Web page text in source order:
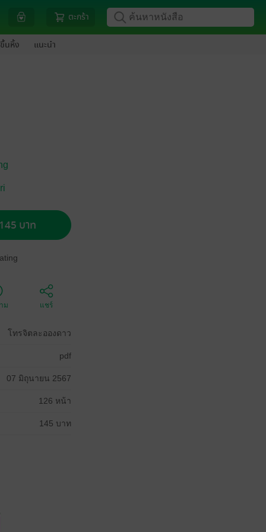
ตะกร้า
นหิ้ง แนะนำ
บาท
ม แชร์
โทรจิตละอองดาว
pdf
07 มิถุนายน 2567
126 หน้า
145 บาท